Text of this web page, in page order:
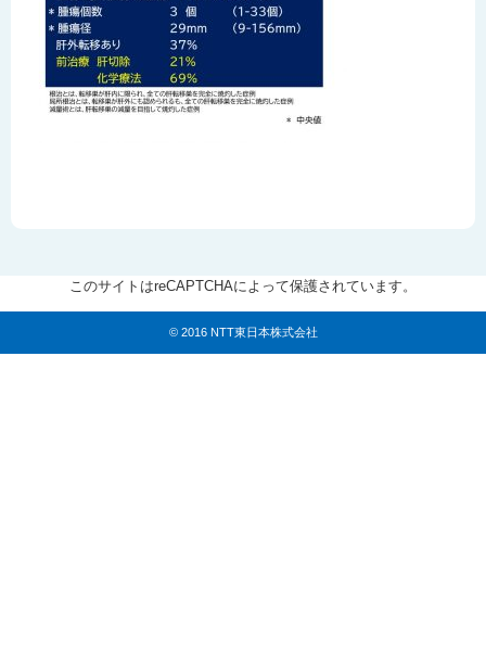
このサイトはreCAPTCHAによって保護されています。
© 2016 NTT東日本株式会社